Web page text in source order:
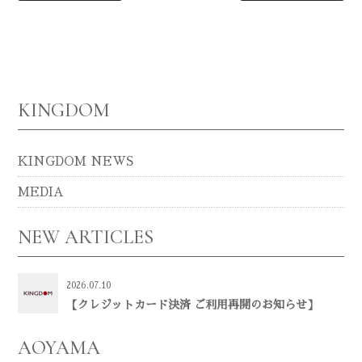
KINGDOM
KINGDOM NEWS
MEDIA
NEW ARTICLES
2026.07.10
【クレジットカード決済 ご利用再開のお知らせ】
AOYAMA